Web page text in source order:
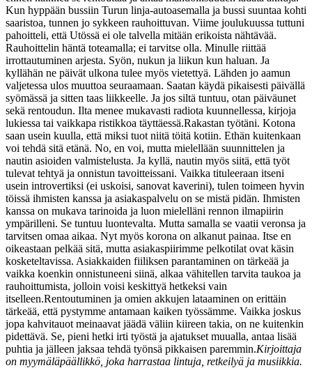
Kun hyppään bussiin Turun linja-autoasemalla ja bussi suuntaa kohti
saaristoa, tunnen jo sykkeen rauhoittuvan. Viime joulukuussa tuttuni
pahoitteli, että Utössä ei ole talvella mitään erikoista nähtävää.
Rauhoittelin häntä toteamalla; ei tarvitse olla. Minulle riittää
irrottautuminen arjesta. Syön, nukun ja liikun kun haluan. Ja
kyllähän ne päivät ulkona tulee myös vietettyä. Lähden jo aamun
valjetessa ulos muuttoa seuraamaan. Saatan käydä pikaisesti päivällä
syömässä ja sitten taas liikkeelle. Ja jos siltä tuntuu, otan päiväunet
sekä rentoudun. Ilta menee mukavasti radiota kuunnellessa, kirjoja
lukiessa tai vaikkapa ristikkoa täyttäessä.Rakastan työtäni. Kotona
saan usein kuulla, että miksi tuot niitä töitä kotiin. Ethän kuitenkaan
voi tehdä sitä etänä. No, en voi, mutta mielellään suunnittelen ja
nautin asioiden valmistelusta. Ja kyllä, nautin myös siitä, että työt
tulevat tehtyä ja onnistun tavoitteissani. Vaikka tituleeraan itseni
usein introvertiksi (ei uskoisi, sanovat kaverini), tulen toimeen hyvin
töissä ihmisten kanssa ja asiakaspalvelu on se mistä pidän. Ihmisten
kanssa on mukava tarinoida ja luon mielelläni rennon ilmapiirin
ympärilleni. Se tuntuu luontevalta. Mutta samalla se vaatii veronsa ja
tarvitsen omaa aikaa. Nyt myös korona on alkanut painaa. Itse en
oikeastaan pelkää sitä, mutta asiakaspiirimme pelkotilat ovat käsin
kosketeltavissa. Asiakkaiden fiiliksen parantaminen on tärkeää ja
vaikka koenkin onnistuneeni siinä, alkaa vähitellen tarvita taukoa ja
rauhoittumista, jolloin voisi keskittyä hetkeksi vain
itselleen.Rentoutuminen ja omien akkujen lataaminen on erittäin
tärkeää, että pystymme antamaan kaiken työssämme. Vaikka joskus
jopa kahvitauot meinaavat jäädä väliin kiireen takia, on ne kuitenkin
pidettävä. Se, pieni hetki irti työstä ja ajatukset muualla, antaa lisää
puhtia ja jälleen jaksaa tehdä työnsä pikkaisen paremmin.Kirjoittaja
on myymäläpäällikkö, joka harrastaa lintuja, retkeilyä ja musiikkia.